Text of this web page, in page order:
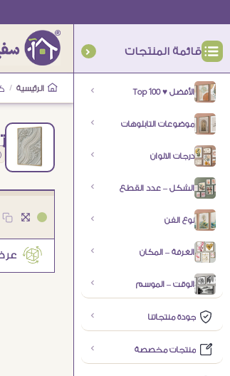
قائمة المنتجات
الأفضل ♥ Top 100
موضوعات التابلوهات
درجات الالوان
الشكل – عدد القطع
نوع الفن
الغرفة – المكان
الوقت – الموسم
جودة منتجاتنا
منتجات مخصصة
الرئيسية /